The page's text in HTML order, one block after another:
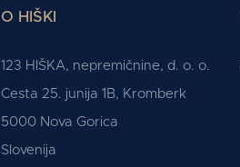
O HIŠKI
123 HIŠKA, nepremičnine, d. o. o.
Cesta 25. junija 1B, Kromberk
5000 Nova Gorica
Slovenija